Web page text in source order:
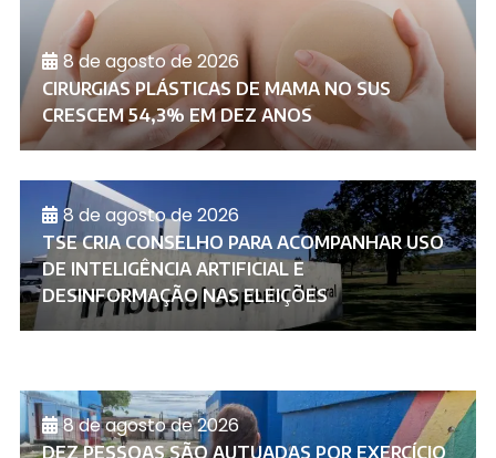
8 de agosto de 2026
CIRURGIAS PLÁSTICAS DE MAMA NO SUS
CRESCEM 54,3% EM DEZ ANOS
8 de agosto de 2026
TSE CRIA CONSELHO PARA ACOMPANHAR USO
DE INTELIGÊNCIA ARTIFICIAL E
DESINFORMAÇÃO NAS ELEIÇÕES
8 de agosto de 2026
DEZ PESSOAS SÃO AUTUADAS POR EXERCÍCIO